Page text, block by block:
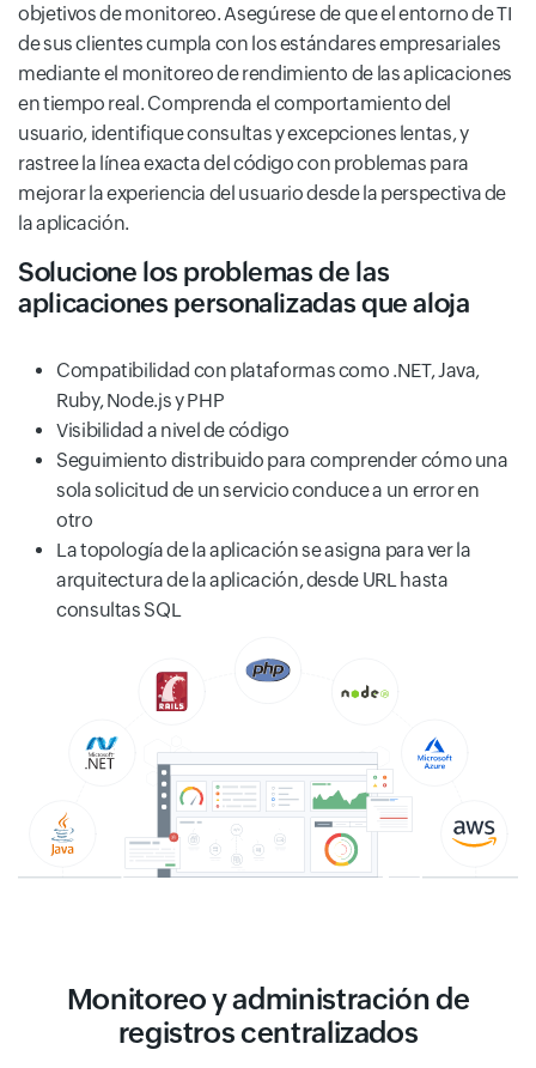
objetivos de monitoreo. Asegúrese de que el entorno de TI
de sus clientes cumpla con los estándares empresariales
mediante el monitoreo de rendimiento de las aplicaciones
en tiempo real. Comprenda el comportamiento del
usuario, identifique consultas y excepciones lentas, y
rastree la línea exacta del código con problemas para
mejorar la experiencia del usuario desde la perspectiva de
la aplicación.
Solucione los problemas de las
aplicaciones personalizadas que aloja
Compatibilidad con plataformas como .NET, Java,
Ruby, Node.js y PHP
Visibilidad a nivel de código
Seguimiento distribuido para comprender cómo una
sola solicitud de un servicio conduce a un error en
otro
La topología de la aplicación se asigna para ver la
arquitectura de la aplicación, desde URL hasta
consultas SQL
Monitoreo y administración de
registros centralizados